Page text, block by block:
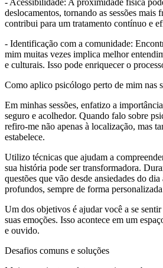
deslocamentos, tornando as sessões mais
contribui para um tratamento contínuo e
- Identificação com a comunidade:
mim muitas vezes implica melhor
e culturais. Isso pode enriquecer o
Como aplico psicólogo perto de mim nas
Em minhas sessões, enfatizo a
seguro e acolhedor. Quando falo sobre
refiro-me não apenas à localização, mas
estabelece.
Utilizo técnicas que ajudam a
sua história pode ser transformadora.
questões que vão desde ansiedades do
profundos, sempre de forma
Um dos objetivos é ajudar você a se
suas emoções. Isso acontece em um
e ouvido.
Desafios comuns e soluções